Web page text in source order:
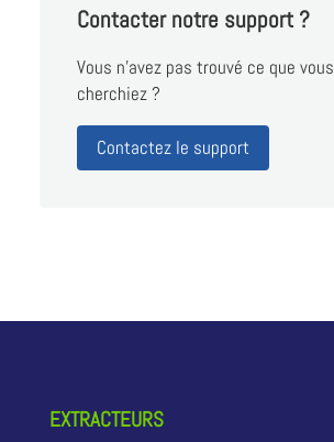
Contacter notre support ?
Vous n'avez pas trouvé ce que vous
cherchiez ?
Contactez le support
EXTRACTEURS